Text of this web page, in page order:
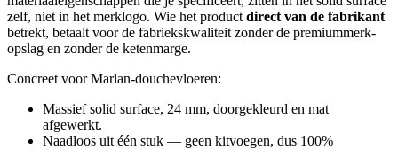
zelf, niet in het merklogo. Wie het product direct van de fabrikant
betrekt, betaalt voor de fabriekskwaliteit zonder de premiummerk-
opslag en zonder de ketenmarge.
Concreet voor Marlan-douchevloeren:
Massief solid surface, 24 mm, doorgekleurd en mat
afgewerkt.
Naadloos uit één stuk — geen kitvoegen, dus 100%